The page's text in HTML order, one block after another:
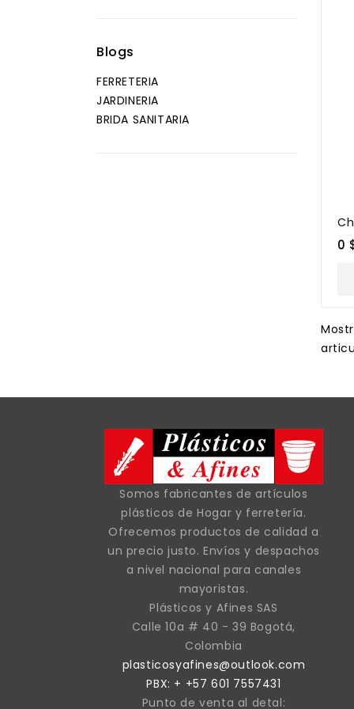
Blogs
FERRETERIA
JARDINERIA
BRIDA SANITARIA
0
Somos fabricantes de artículos
plásticos de Hogar y ferretería.
Ofrecemos productos de calidad a
un precio justo. Envíos y despachos
a nivel nacional para canales
mayoristas.
Plásticos y Afines SAS
Calle 10a # 40 - 39 Bogotá,
Colombia
plasticosyafines@outlook.com
PBX: + +57 601 7557431
Punto de venta al detal: